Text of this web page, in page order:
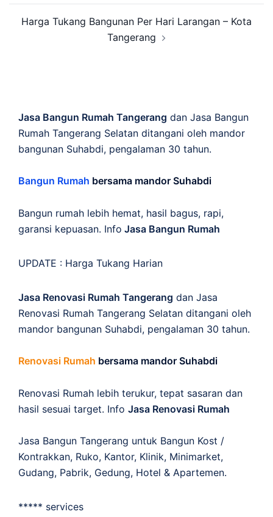
Harga Tukang Bangunan Per Hari Larangan – Kota
Tangerang
Jasa Bangun Rumah Tangerang dan Jasa Bangun
Rumah Tangerang Selatan ditangani oleh mandor
bangunan Suhabdi, pengalaman 30 tahun.
Bangun Rumah bersama mandor Suhabdi
Bangun rumah lebih hemat, hasil bagus, rapi,
garansi kepuasan. Info Jasa Bangun Rumah
UPDATE : Harga Tukang Harian
Jasa Renovasi Rumah Tangerang dan Jasa
Renovasi Rumah Tangerang Selatan ditangani oleh
mandor bangunan Suhabdi, pengalaman 30 tahun.
Renovasi Rumah bersama mandor Suhabdi
Renovasi Rumah lebih terukur, tepat sasaran dan
hasil sesuai target. Info Jasa Renovasi Rumah
Jasa Bangun Tangerang untuk Bangun Kost /
Kontrakkan, Ruko, Kantor, Klinik, Minimarket,
Gudang, Pabrik, Gedung, Hotel & Apartemen.
***** services